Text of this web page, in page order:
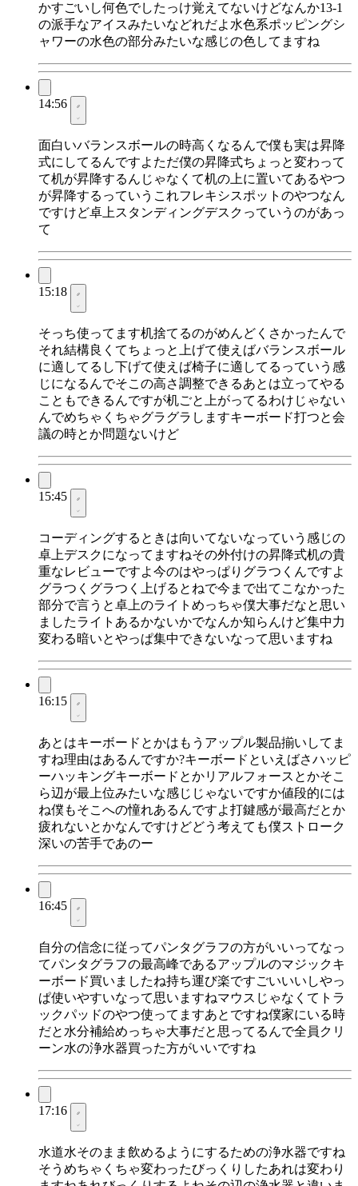
かすごいし何色でしたっけ覚えてないけどなんか13-1
の派手なアイスみたいなどれだよ水色系ポッピングシ
ャワーの水色の部分みたいな感じの色してますね
14:56
面白いバランスボールの時高くなるんで僕も実は昇降
式にしてるんですよただ僕の昇降式ちょっと変わって
て机が昇降するんじゃなくて机の上に置いてあるやつ
が昇降するっていうこれフレキシスポットのやつなん
ですけど卓上スタンディングデスクっていうのがあっ
て
15:18
そっち使ってます机捨てるのがめんどくさかったんで
それ結構良くてちょっと上げて使えばバランスボール
に適してるし下げて使えば椅子に適してるっていう感
じになるんでそこの高さ調整できるあとは立ってやる
こともできるんですが机ごと上がってるわけじゃない
んでめちゃくちゃグラグラしますキーボード打つと会
議の時とか問題ないけど
15:45
コーディングするときは向いてないなっていう感じの
卓上デスクになってますねその外付けの昇降式机の貴
重なレビューですよ今のはやっぱりグラつくんですよ
グラつくグラつく上げるとねで今まで出てこなかった
部分で言うと卓上のライトめっちゃ僕大事だなと思い
ましたライトあるかないかでなんか知らんけど集中力
変わる暗いとやっぱ集中できないなって思いますね
16:15
あとはキーボードとかはもうアップル製品揃いしてま
すね理由はあるんですか?キーボードといえばさハッピ
ーハッキングキーボードとかリアルフォースとかそこ
ら辺が最上位みたいな感じじゃないですか値段的には
ね僕もそこへの憧れあるんですよ打鍵感が最高だとか
疲れないとかなんですけどどう考えても僕ストローク
深いの苦手であのー
16:45
自分の信念に従ってパンタグラフの方がいいってなっ
てパンタグラフの最高峰であるアップルのマジックキ
ーボード買いましたね持ち運び楽ですごいいいしやっ
ぱ使いやすいなって思いますねマウスじゃなくてトラ
ックパッドのやつ使ってますあとですね僕家にいる時
だと水分補給めっちゃ大事だと思ってるんで全員クリ
ーン水の浄水器買った方がいいですね
17:16
水道水そのまま飲めるようにするための浄水器ですね
そうめちゃくちゃ変わったびっくりしたあれは変わり